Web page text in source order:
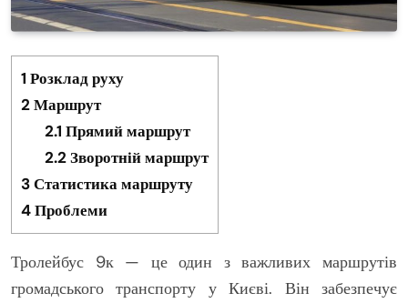
1 Розклад руху
2Маршрут
2.1 Прямий маршрут
2.2Зворотній маршрут
3Статистика маршруту
4Проблеми
Тролейбус 9к — це один з важливих маршрутів
громадського транспорту у Києві. Він забезпечує